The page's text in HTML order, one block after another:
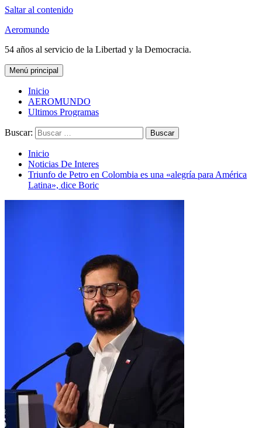
Saltar al contenido
Aeromundo
54 años al servicio de la Libertad y la Democracia.
Menú principal
Inicio
AEROMUNDO
Ultimos Programas
Buscar:
Inicio
Noticias De Interes
Triunfo de Petro en Colombia es una «alegría para América
Latina», dice Boric